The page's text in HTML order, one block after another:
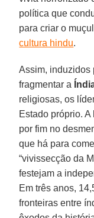
política que
para criar o
cultura hindu.
Assim, induzidos
fragmentar a
religiosas, os
Estado próprio.
por fim no
que há para
“vivissecção da
festejam a
Em três anos,
fronteiras entre